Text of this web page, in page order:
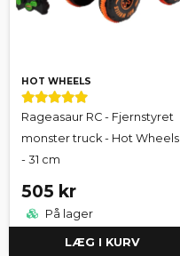
HOT WHEELS
Rageasaur RC - Fjernstyret
monster truck - Hot Wheels
- 31 cm
505 kr
På lager
LÆG I KURV